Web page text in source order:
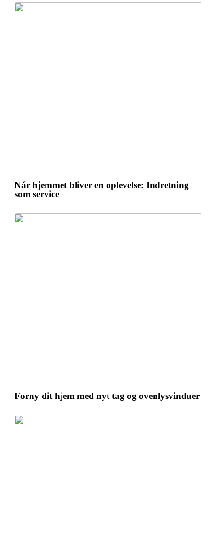
Når hjemmet bliver en oplevelse: Indretning
som service
Forny dit hjem med nyt tag og ovenlysvinduer